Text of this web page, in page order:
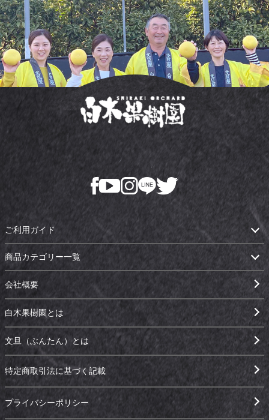
ご利用ガイド
商品カテゴリー一覧
会社概要
白木果樹園とは
文旦（ぶんたん）とは
特定商取引法に基づく記載
プライバシーポリシー